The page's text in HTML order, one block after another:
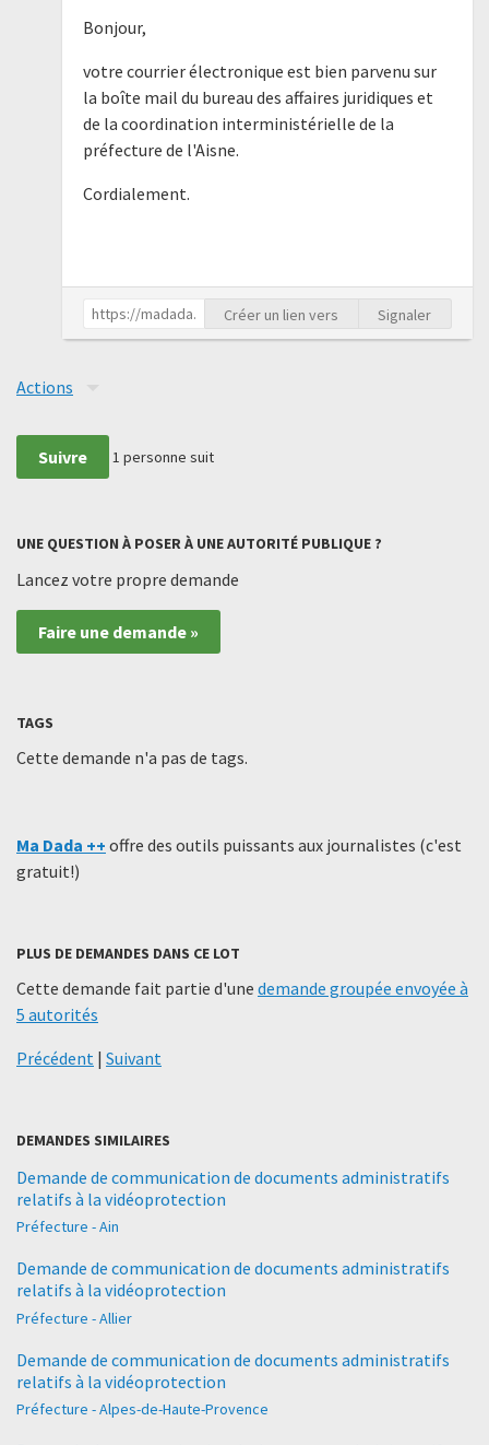
Bonjour,
votre courrier électronique est bien parvenu sur
la boîte mail du bureau des affaires juridiques et
de la coordination interministérielle de la
préfecture de l'Aisne.
Cordialement.
Créer un lien vers Signaler
Actions
Suivre 1 personne suit
UNE QUESTION À POSER À UNE AUTORITÉ PUBLIQUE ?
Lancez votre propre demande
Faire une demande »
TAGS
Cette demande n'a pas de tags.
Ma Dada ++ offre des outils puissants aux journalistes (c'est
gratuit!)
PLUS DE DEMANDES DANS CE LOT
Cette demande fait partie d'une demande groupée envoyée à
5 autorités
Précédent | Suivant
DEMANDES SIMILAIRES
Demande de communication de documents administratifs
relatifs à la vidéoprotection
Préfecture - Ain
Demande de communication de documents administratifs
relatifs à la vidéoprotection
Préfecture - Allier
Demande de communication de documents administratifs
relatifs à la vidéoprotection
Préfecture - Alpes-de-Haute-Provence